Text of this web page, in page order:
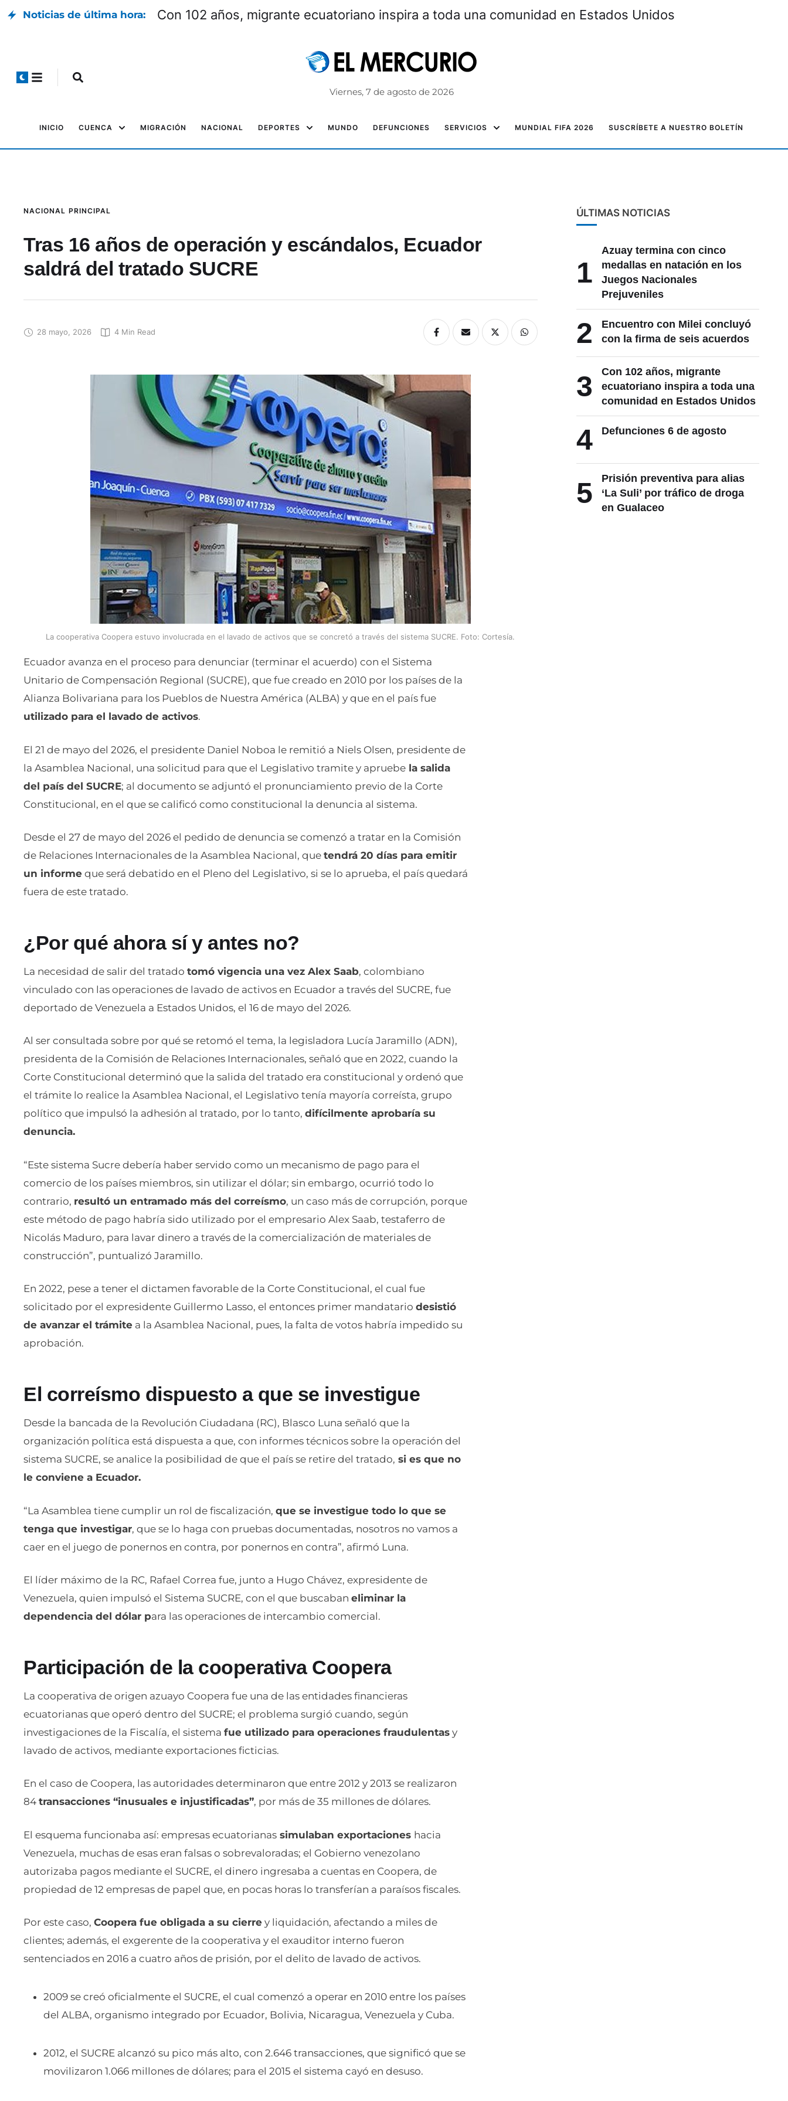
Noticias de última hora: Con 102 años, migrante ecuatoriano inspira a toda una comunidad en Estados Unidos
Viernes, 7 de agosto de 2026
INICIO CUENCA MIGRACIÓN NACIONAL DEPORTES MUNDO DEFUNCIONES SERVICIOS MUNDIAL FIFA 2026 SUSCRÍBETE A NUESTRO BOLETÍN
NACIONAL PRINCIPAL
Tras 16 años de operación y escándalos, Ecuador
saldrá del tratado SUCRE
28 mayo, 2026 4 Min Read
La cooperativa Coopera estuvo involucrada en el lavado de activos que se concretó a través del sistema SUCRE. Foto: Cortesía.
Ecuador avanza en el proceso para denunciar (terminar el acuerdo) con el Sistema
Unitario de Compensación Regional (SUCRE), que fue creado en 2010 por los países de la
Alianza Bolivariana para los Pueblos de Nuestra América (ALBA) y que en el país fue
utilizado para el lavado de activos.
El 21 de mayo del 2026, el presidente Daniel Noboa le remitió a Niels Olsen, presidente de
la Asamblea Nacional, una solicitud para que el Legislativo tramite y apruebe la salida
del país del SUCRE; al documento se adjuntó el pronunciamiento previo de la Corte
Constitucional, en el que se calificó como constitucional la denuncia al sistema.
Desde el 27 de mayo del 2026 el pedido de denuncia se comenzó a tratar en la Comisión
de Relaciones Internacionales de la Asamblea Nacional, que tendrá 20 días para emitir
un informe que será debatido en el Pleno del Legislativo, si se lo aprueba, el país quedará
fuera de este tratado.
¿Por qué ahora sí y antes no?
La necesidad de salir del tratado tomó vigencia una vez Alex Saab, colombiano
vinculado con las operaciones de lavado de activos en Ecuador a través del SUCRE, fue
deportado de Venezuela a Estados Unidos, el 16 de mayo del 2026.
Al ser consultada sobre por qué se retomó el tema, la legisladora Lucía Jaramillo (ADN),
presidenta de la Comisión de Relaciones Internacionales, señaló que en 2022, cuando la
Corte Constitucional determinó que la salida del tratado era constitucional y ordenó que
el trámite lo realice la Asamblea Nacional, el Legislativo tenía mayoría correísta, grupo
político que impulsó la adhesión al tratado, por lo tanto, difícilmente aprobaría su
denuncia.
“Este sistema Sucre debería haber servido como un mecanismo de pago para el
comercio de los países miembros, sin utilizar el dólar; sin embargo, ocurrió todo lo
contrario, resultó un entramado más del correísmo, un caso más de corrupción, porque
este método de pago habría sido utilizado por el empresario Alex Saab, testaferro de
Nicolás Maduro, para lavar dinero a través de la comercialización de materiales de
construcción”, puntualizó Jaramillo.
En 2022, pese a tener el dictamen favorable de la Corte Constitucional, el cual fue
solicitado por el expresidente Guillermo Lasso, el entonces primer mandatario desistió
de avanzar el trámite a la Asamblea Nacional, pues, la falta de votos habría impedido su
aprobación.
El correísmo dispuesto a que se investigue
Desde la bancada de la Revolución Ciudadana (RC), Blasco Luna señaló que la
organización política está dispuesta a que, con informes técnicos sobre la operación del
sistema SUCRE, se analice la posibilidad de que el país se retire del tratado, si es que no
le conviene a Ecuador.
“La Asamblea tiene cumplir un rol de fiscalización, que se investigue todo lo que se
tenga que investigar, que se lo haga con pruebas documentadas, nosotros no vamos a
caer en el juego de ponernos en contra, por ponernos en contra”, afirmó Luna.
El líder máximo de la RC, Rafael Correa fue, junto a Hugo Chávez, expresidente de
Venezuela, quien impulsó el Sistema SUCRE, con el que buscaban eliminar la
dependencia del dólar para las operaciones de intercambio comercial.
Participación de la cooperativa Coopera
La cooperativa de origen azuayo Coopera fue una de las entidades financieras
ecuatorianas que operó dentro del SUCRE; el problema surgió cuando, según
investigaciones de la Fiscalía, el sistema fue utilizado para operaciones fraudulentas y
lavado de activos, mediante exportaciones ficticias.
En el caso de Coopera, las autoridades determinaron que entre 2012 y 2013 se realizaron
84 transacciones “inusuales e injustificadas”, por más de 35 millones de dólares.
El esquema funcionaba así: empresas ecuatorianas simulaban exportaciones hacia
Venezuela, muchas de esas eran falsas o sobrevaloradas; el Gobierno venezolano
autorizaba pagos mediante el SUCRE, el dinero ingresaba a cuentas en Coopera, de
propiedad de 12 empresas de papel que, en pocas horas lo transferían a paraísos fiscales.
Por este caso, Coopera fue obligada a su cierre y liquidación, afectando a miles de
clientes; además, el exgerente de la cooperativa y el exauditor interno fueron
sentenciados en 2016 a cuatro años de prisión, por el delito de lavado de activos.
2009 se creó oficialmente el SUCRE, el cual comenzó a operar en 2010 entre los países
del ALBA, organismo integrado por Ecuador, Bolivia, Nicaragua, Venezuela y Cuba.
2012, el SUCRE alcanzó su pico más alto, con 2.646 transacciones, que significó que se
movilizaron 1.066 millones de dólares; para el 2015 el sistema cayó en desuso.
ÚLTIMAS NOTICIAS
1
Azuay termina con cinco
medallas en natación en los
Juegos Nacionales
Prejuveniles
2
Encuentro con Milei concluyó
con la firma de seis acuerdos
3
Con 102 años, migrante
ecuatoriano inspira a toda una
comunidad en Estados Unidos
4 Defunciones 6 de agosto
5
Prisión preventiva para alias
‘La Suli’ por tráfico de droga
en Gualaceo